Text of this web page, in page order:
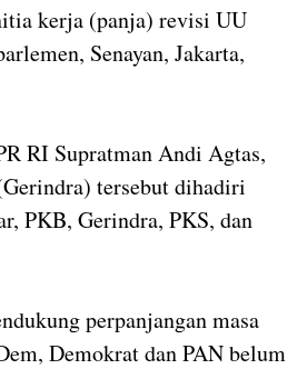
kerja (panja) revisi UU
Senayan, Jakarta,
RI Supratman Andi Agtas,
tersebut dihadiri
PKB, Gerindra, PKS, dan
perpanjangan masa
Demokrat dan PAN belum